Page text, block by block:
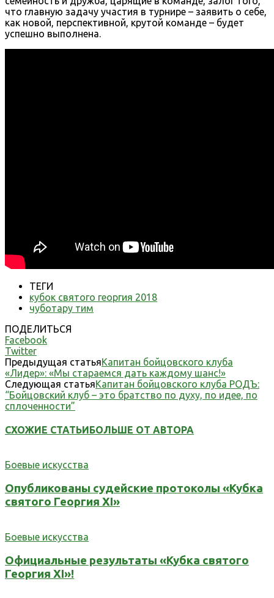
что главную задачу участия в турнире – заявить о себе,
как новой, перспективной, крутой команде – будет
успешно выполнена.
ТЕГИ
кубок святого георгия 2018
чуботару тим
ПОДЕЛИТЬСЯ
Facebook
Twitter
Предыдущая статьяКапитан бойцовского клуба
«Лидер»: «Мы стараемся дать каждому шанс!»
Следующая статьяКапитан бойцовского клуба РОДЪ:
“Бойцовский клуб – это братство по духу, по идее, по
сплоченности”
СХОЖИЕ СТАТЬИБОЛЬШЕ ОТ АВТОРА
Боевые искусства
Опубликованы судейские протоколы «Кубка
святого Георгия XI»
Боевые искусства
Официальные результаты «Кубка святого
Георгия XI»!